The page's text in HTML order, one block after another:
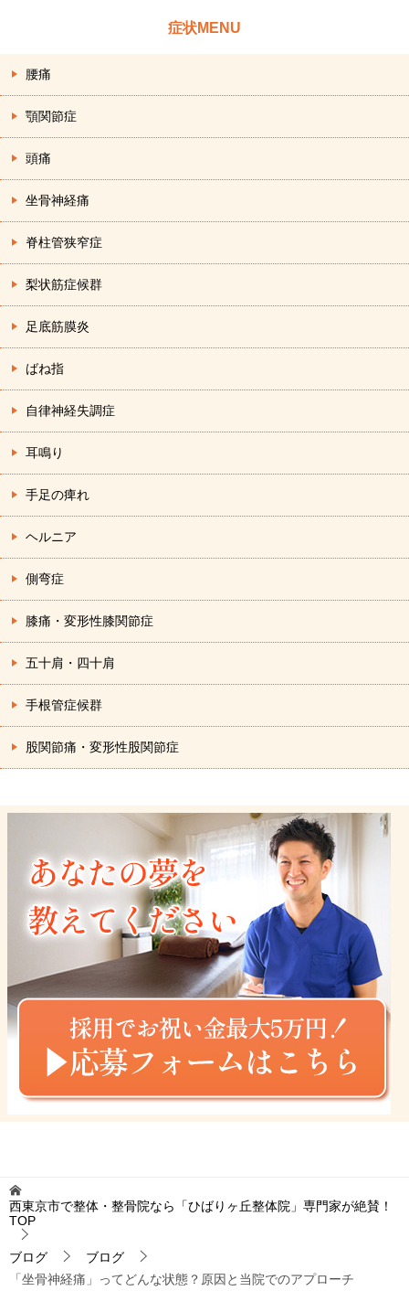
症状MENU
腰痛
顎関節症
頭痛
坐骨神経痛
脊柱管狭窄症
梨状筋症候群
足底筋膜炎
ばね指
自律神経失調症
耳鳴り
手足の痺れ
ヘルニア
側弯症
膝痛・変形性膝関節症
五十肩・四十肩
手根管症候群
股関節痛・変形性股関節症
西東京市で整体・整骨院なら「ひばりヶ丘整体院」専門家が絶賛！
TOP
ブログ
ブログ
「坐骨神経痛」ってどんな状態？原因と当院でのアプローチ